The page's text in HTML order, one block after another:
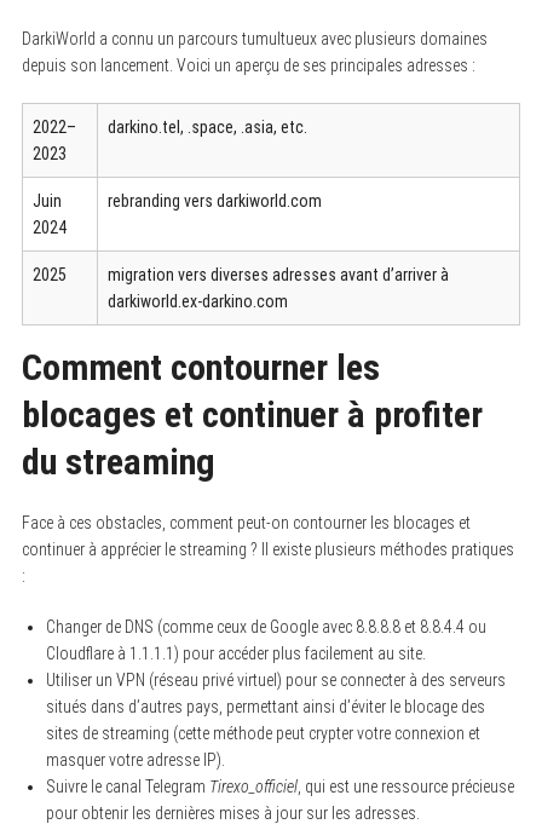
DarkiWorld a connu un parcours tumultueux avec plusieurs domaines
depuis son lancement. Voici un aperçu de ses principales adresses :
2022–
2023
darkino.tel, .space, .asia, etc.
Juin
2024
rebranding vers darkiworld.com
2025
migration vers diverses adresses avant d’arriver à
darkiworld.ex-darkino.com
Comment contourner les
blocages et continuer à profiter
du streaming
Face à ces obstacles, comment peut-on contourner les blocages et
continuer à apprécier le streaming ? Il existe plusieurs méthodes pratiques
:
Changer de DNS (comme ceux de Google avec 8.8.8.8 et 8.8.4.4 ou
Cloudflare à 1.1.1.1) pour accéder plus facilement au site.
Utiliser un VPN (réseau privé virtuel) pour se connecter à des serveurs
situés dans d’autres pays, permettant ainsi d’éviter le blocage des
sites de streaming (cette méthode peut crypter votre connexion et
masquer votre adresse IP).
Suivre le canal Telegram Tirexo_officiel, qui est une ressource précieuse
pour obtenir les dernières mises à jour sur les adresses.